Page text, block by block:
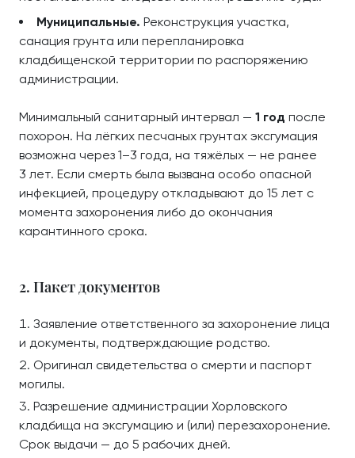
Муниципальные. Реконструкция участка,
санация грунта или перепланировка
кладбищенской территории по распоряжению
администрации.
Минимальный санитарный интервал — 1 год после
похорон. На лёгких песчаных грунтах эксгумация
возможна через 1–3 года, на тяжёлых — не ранее
3 лет. Если смерть была вызвана особо опасной
инфекцией, процедуру откладывают до 15 лет с
момента захоронения либо до окончания
карантинного срока.
2. Пакет документов
Заявление ответственного за захоронение лица
и документы, подтверждающие родство.
Оригинал свидетельства о смерти и паспорт
могилы.
Разрешение администрации Хорловского
кладбища на эксгумацию и (или) перезахоронение.
Срок выдачи — до 5 рабочих дней.